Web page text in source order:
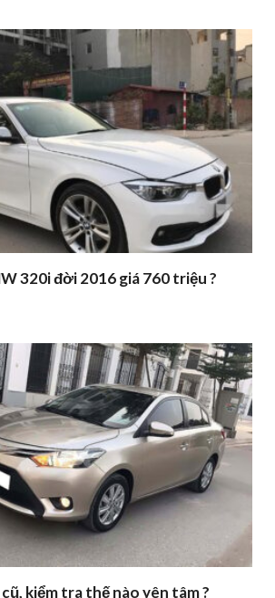
320i đời 2016 giá 760 triệu ?
kiểm tra thế nào yên tâm ?